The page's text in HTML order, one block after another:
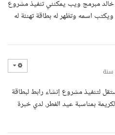
مبرمج ويب يمكنني تنفيذ مشروع
اسمه وتظهر له بطاقة تهنئة له
سنة
لتنفيذ مشروع إنشاء رابط لبطاقة
بمناسبة عيد الفطر. لدي خبرة